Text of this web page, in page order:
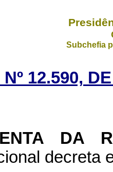
Subchefia
Nº 12.590,
DA
decreta